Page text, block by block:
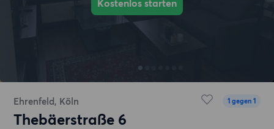
Kostenlos starten
Ehrenfeld, Köln 1 gegen 1
Thebäerstraße 6